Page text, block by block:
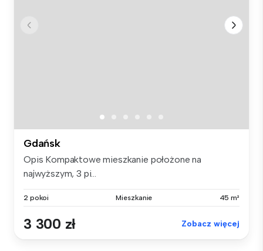
Gdańsk
Opis Kompaktowe mieszkanie położone na
najwyższym, 3 pi...
2 pokoi Mieszkanie 45 m²
3 300 zł Zobacz więcej